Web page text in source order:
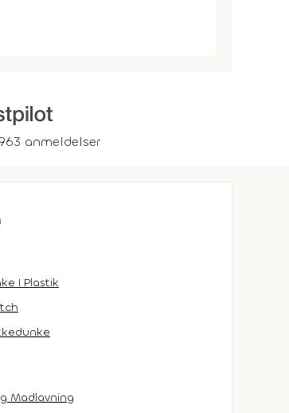
anmeldelser
I Plastik
Madlavning